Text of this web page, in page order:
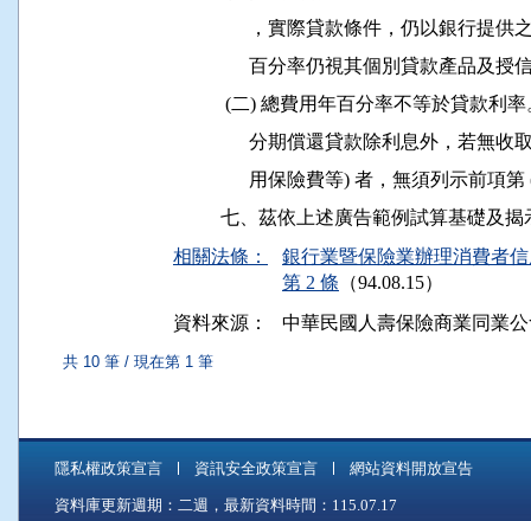
，實際貸款條件，仍以銀行
百分率仍視其個別貸款產品及
(二) 總費用年百分率不等於貸款利
分期償還貸款除利息外，若
用保險費等) 者，無須列示前項
相關法條：
銀行業暨保險業辦理消費者
第 2 條 （94.08.15）
資料來源：
中華民國人壽保險商業同業
共 10 筆 / 現在第 1 筆
隱私權政策宣言 資訊安全政策宣言 網站資料開放宣告
資料庫更新週期：二週，最新資料時間：115.07.17